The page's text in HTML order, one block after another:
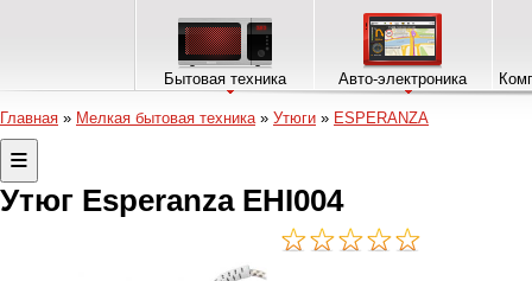
Бытовая техника Авто-электроника
Главная » Мелкая бытовая техника» Утюги » ESPERANZA
Утюг Esperanza EHI004